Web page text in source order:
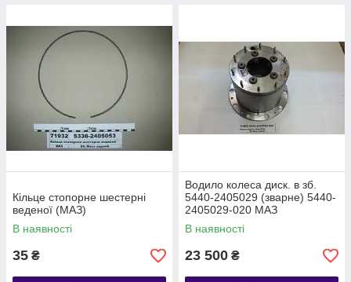
Кільце стопорне шестерні
веденої (МАЗ)
В наявності
35 ₴
Водило колеса диск. в зб.
5440-2405029 (зварне) 5440-
2405029-020 МАЗ
В наявності
23 500 ₴